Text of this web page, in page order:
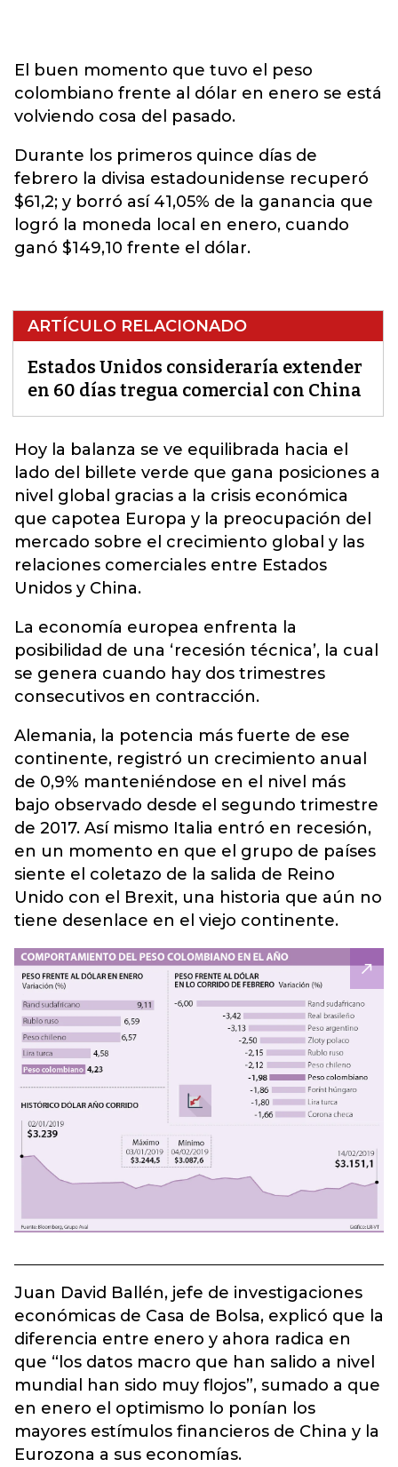
El buen momento que tuvo el peso
colombiano frente al dólar en enero se está
volviendo cosa del pasado.
Durante los primeros quince días de
febrero la divisa estadounidense recuperó
$61,2; y borró así 41,05% de la ganancia que
logró la moneda local en enero, cuando
ganó $149,10 frente el dólar.
ARTÍCULO RELACIONADO
Estados Unidos consideraría extender
en 60 días tregua comercial con China
Hoy la balanza se ve equilibrada hacia el
lado del billete verde que gana posiciones a
nivel global gracias a la crisis económica
que capotea Europa y la preocupación del
mercado sobre el crecimiento global y las
relaciones comerciales entre Estados
Unidos y China.
La economía europea enfrenta la
posibilidad de una ‘recesión técnica’, la cual
se genera cuando hay dos trimestres
consecutivos en contracción.
Alemania, la potencia más fuerte de ese
continente, registró un crecimiento anual
de 0,9% manteniéndose en el nivel más
bajo observado desde el segundo trimestre
de 2017. Así mismo Italia entró en recesión,
en un momento en que el grupo de países
siente el coletazo de la salida de Reino
Unido con el Brexit, una historia que aún no
tiene desenlace en el viejo continente.
Juan David Ballén, jefe de investigaciones
económicas de Casa de Bolsa, explicó que la
diferencia entre enero y ahora radica en
que “los datos macro que han salido a nivel
mundial han sido muy flojos”, sumado a que
en enero el optimismo lo ponían los
mayores estímulos financieros de China y la
Eurozona a sus economías.